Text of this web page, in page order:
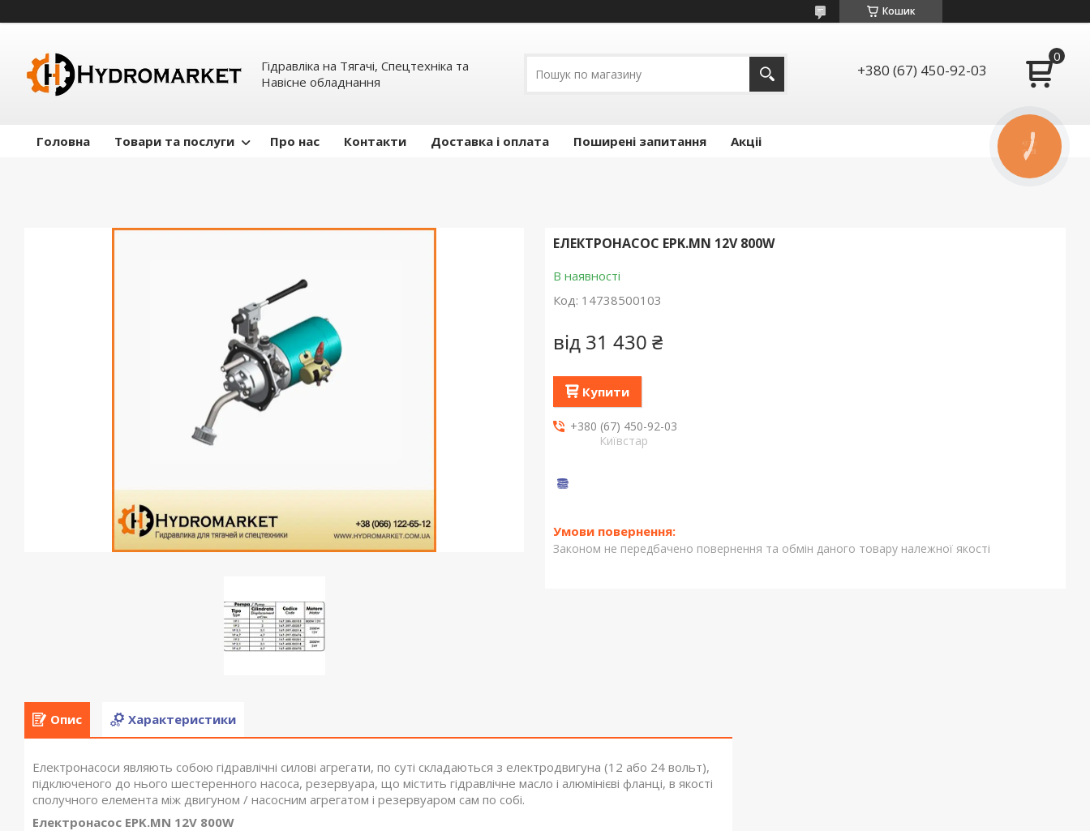
Кошик
Гідравліка на Тягачі, Спецтехніка та
Навісне обладнання
+380 (67) 450-92-03
Головна Товари та послуги Про нас Контакти Доставка і оплата Поширені запитання Акціі
ЕЛЕКТРОНАСОС EPK.MN 12V 800W
В наявності
Код: 14738500103
від 31 430 ₴
Купити
+380 (67) 450-92-03
Київстар
Законом не передбачено повернення та обмін даного товару належної якості
Опис Характеристики
Електронасоси являють собою гідравлічні силові агрегати, по суті складаються з електродвигуна (12 або 24 вольт),
підключеного до нього шестеренного насоса, резервуара, що містить гідравлічне масло і алюмінієві фланці, в якості
сполучного елемента між двигуном / насосним агрегатом і резервуаром сам по собі.
Електронасос EPK.MN 12V 800W
КНОПКА
ЗВ'ЯЗКУ